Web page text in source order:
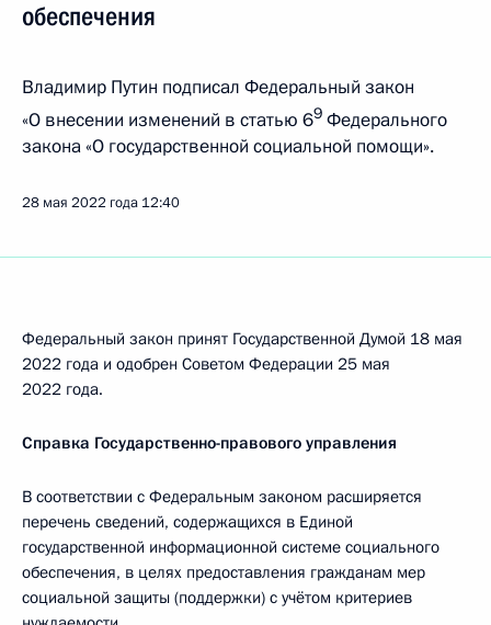
обеспечения
Владимир Путин подписал Федеральный закон
«О внесении изменений в статью 69 Федерального
закона «О государственной социальной помощи».
28 мая 2022 года 12:40
Федеральный закон принят Государственной Думой 18 мая
2022 года и одобрен Советом Федерации 25 мая
2022 года.
Справка Государственно-правового управления
В соответствии с Федеральным законом расширяется
перечень сведений, содержащихся в Единой
государственной информационной системе социального
обеспечения, в целях предоставления гражданам мер
социальной защиты (поддержки) с учётом критериев